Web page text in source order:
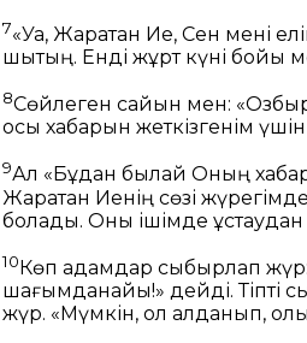
7«Уа, Жаратқан Ие, Сен мені
шықтың. Енді жұрт күні бойы
8Сөйлеген сайын мен:
осы хабарын жеткізгенім
9Ал «Бұдан былай Оның
Жаратқан Иенің сөзі жүрегімде
болады. Оны ішімде ұстаудан
10Көп адамдар сыбырлап жүр:
шағымданайық!» дейді. Тіпті
жүр. «Мүмкін, ол алданып,